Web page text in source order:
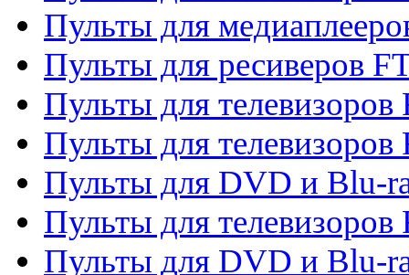
Пульты для
Пульты для ресиверов
Пульты для телевизоров
Пульты для телевизоров
Пульты для DVD и Blu-
Пульты для телевизоров
Пульты для DVD и Blu-